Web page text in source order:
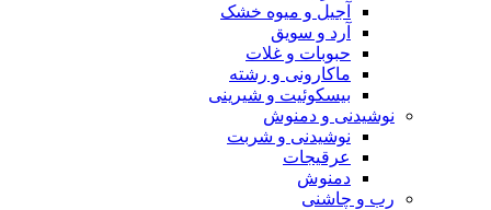
آجیل و میوه خشک
آرد و سویق
حبوبات و غلات
ماکارونی و رشته
بیسکوئیت و شیرینی
نوشیدنی و دمنوش
نوشیدنی و شربت
عرقیجات
دمنوش
رب و چاشنی